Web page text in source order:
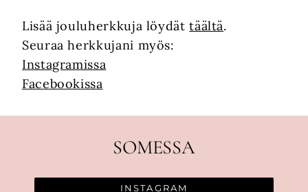
Lisää jouluherkkuja löydättäältä.
Seuraa herkkujani myös:
Instagramissa
Facebookissa
SOMESSA
INSTAGRAM